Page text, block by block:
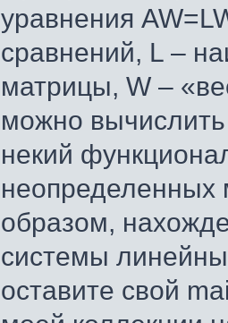
уравнения
сравнений, L –
матрицы, W –
можно
некий
неопределенных
образом,
системы
оставите свой